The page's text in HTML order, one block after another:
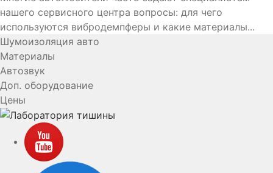
нашего сервисного центра вопросы: для чего
используются вибродемпферы и какие материалы...
Шумоизоляция авто
Материалы
Автозвук
Доп. оборудование
Цены